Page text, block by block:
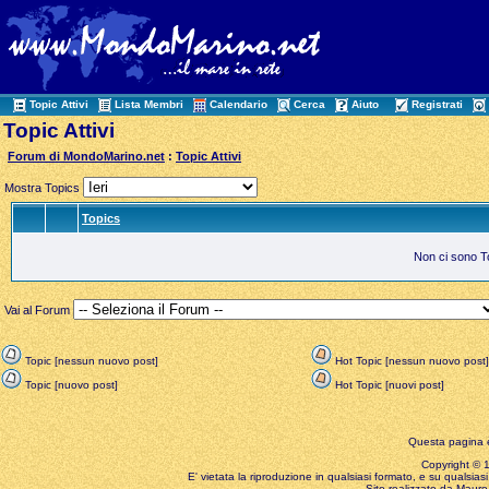
Topic Attivi Lista Membri Calendario Cerca Aiuto Registrati
Topic Attivi
Forum di MondoMarino.net :Topic Attivi
Mostra Topics
Topics
Non ci sono
Vai al Forum
Topic [nessun nuovo post]
Hot Topic [nessun nuovo post]
Topic [nuovo post]
Hot Topic [nuovi post]
Questa pagina
Copyright ©
E' vietata la riproduzione in qualsiasi formato, e su